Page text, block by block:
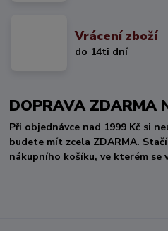
Vrácení zboží
do 14ti dní
DOPRAVA
Při objednávce nad 1999 Kč si
budete mít zcela ZDARMA.
nákupního košíku, ve kterém se